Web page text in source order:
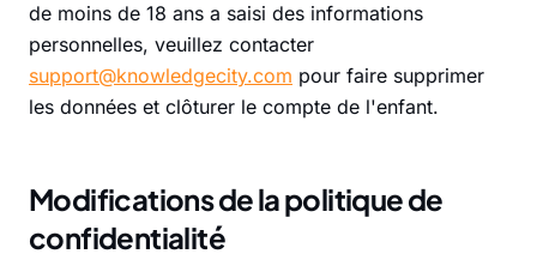
de moins de 18 ans a saisi des informations
personnelles, veuillez contacter
support@knowledgecity.com pour faire supprimer
les données et clôturer le compte de l'enfant.
Modifications de la politique de
confidentialité